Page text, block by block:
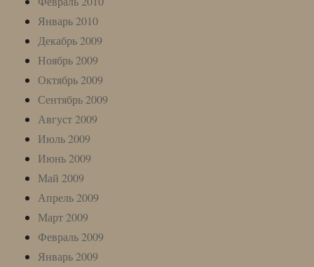
Январь 2010
Декабрь 2009
Ноябрь 2009
Октябрь 2009
Сентябрь 2009
Август 2009
Июль 2009
Июнь 2009
Май 2009
Апрель 2009
Март 2009
Февраль 2009
Январь 2009